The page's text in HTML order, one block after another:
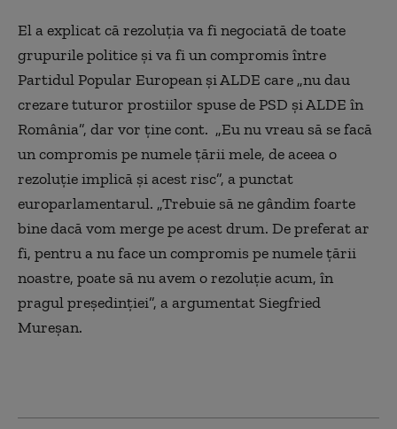
El a explicat că rezoluția va fi negociată de toate
grupurile politice și va fi un compromis între
Partidul Popular European și ALDE care „nu dau
crezare tuturor prostiilor spuse de PSD și ALDE în
România”, dar vor ține cont. „Eu nu vreau să se facă
un compromis pe numele țării mele, de aceea o
rezoluție implică și acest risc”, a punctat
europarlamentarul. „Trebuie să ne gândim foarte
bine dacă vom merge pe acest drum. De preferat ar
fi, pentru a nu face un compromis pe numele țării
noastre, poate să nu avem o rezoluție acum, în
pragul președinției”, a argumentat Siegfried
Mureșan.